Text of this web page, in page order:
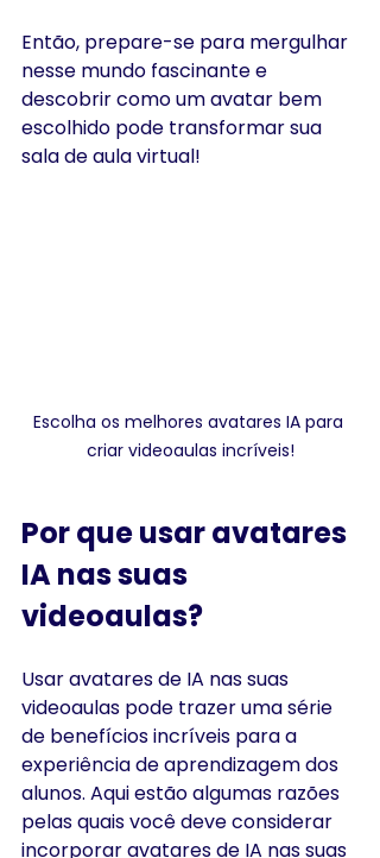
Então, prepare-se para mergulhar
nesse mundo fascinante e
descobrir como um avatar bem
escolhido pode transformar sua
sala de aula virtual!
Escolha os melhores avatares IA para
criar videoaulas incríveis!
Por que usar avatares
IA nas suas
videoaulas?
Usar avatares de IA nas suas
videoaulas pode trazer uma série
de benefícios incríveis para a
experiência de aprendizagem dos
alunos. Aqui estão algumas razões
pelas quais você deve considerar
incorporar avatares de IA nas suas